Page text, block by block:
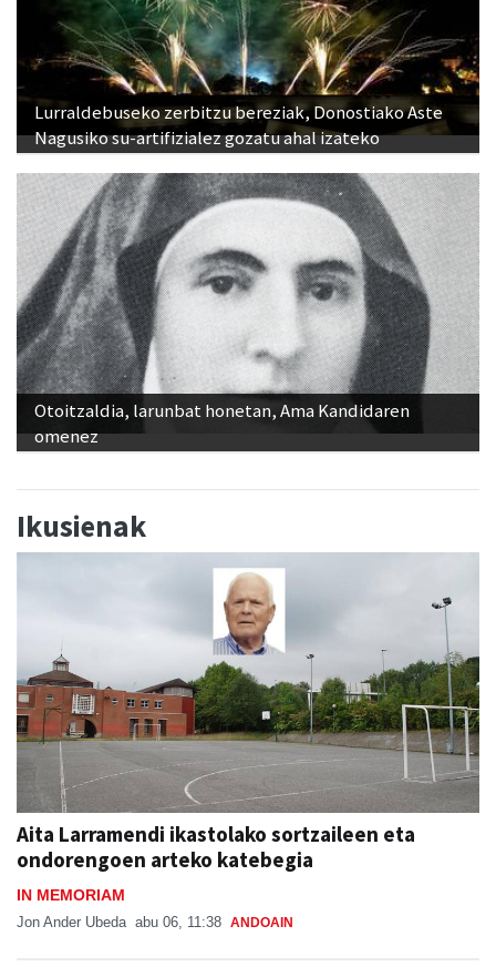
Lurraldebuseko zerbitzu bereziak, Donostiako Aste
Nagusiko su-artifizialez gozatu ahal izateko
Otoitzaldia, larunbat honetan, Ama Kandidaren
omenez
Ikusienak
Aita Larramendi ikastolako sortzaileen eta
ondorengoen arteko katebegia
IN MEMORIAM
Jon Ander Ubeda abu 06, 11:38 ANDOAIN